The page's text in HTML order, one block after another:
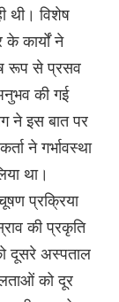
थी। विशेष
कार्यों ने
रूप से प्रसव
की गई
ने इस बात पर
ने गर्भावस्था
था।
प्रक्रिया
की प्रकृति
दूसरे अस्पताल
को दूर